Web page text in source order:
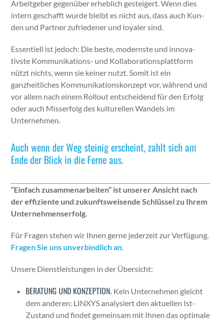
Arbeit­ge­ber gegenüber erhe­blich gesteigert. Wenn dies
intern geschafft wurde bleibt es nicht aus, dass auch Kun­
den und Part­ner zufrieden­er und loyaler sind.
Essen­tiell ist jedoch: Die beste, mod­ern­ste und inno­v­a­
tivste Kom­mu­nika­tions- und Kol­lab­o­ra­tionsplat­tform
nützt nichts, wenn sie kein­er nutzt. Somit ist ein
ganzheitlich­es Kom­mu­nika­tion­skonzept vor, während und
vor allem nach einem Roll­out entschei­dend für den Erfolg
oder auch Mis­ser­folg des kul­turellen Wan­dels im
Unternehmen.
Auch wenn der Weg steinig erscheint, zahlt sich am
Ende der Blick in die Ferne aus.
“Ein­fach zusam­me­nar­beit­en” ist unser­er Ansicht nach
der effiziente und zukun­ftsweisende Schlüs­sel zu Ihrem
Unternehmenser­folg.
Für Fra­gen ste­hen wir Ihnen gerne jed­erzeit zur Ver­fü­gung.
Fra­gen Sie uns unverbindlich an.
Unsere Dien­stleis­tun­gen in der Über­sicht:
BERATUNG UND KONZEPTION. Kein Unternehmen gle­icht
dem anderen: LINXYS analysiert den aktuellen Ist-
Zus­tand und find­et gemein­sam mit Ihnen das opti­male